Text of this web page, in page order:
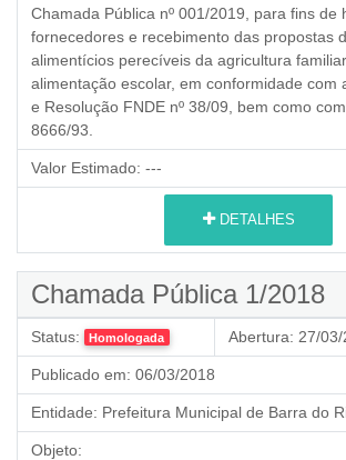
Chamada Pública nº 001/2019, para fins de
fornecedores e recebimento das propostas
alimentícios perecíveis da agricultura
alimentação escolar, em conformidade com
e Resolução FNDE nº 38/09, bem como
8666/93.
Valor Estimado: ---
DETALHES
Chamada Pública 1/2018
Status: Homologada Abertura: 27/
Publicado em: 06/03/2018
Entidade: Prefeitura Municipal de Barra do
Objeto: